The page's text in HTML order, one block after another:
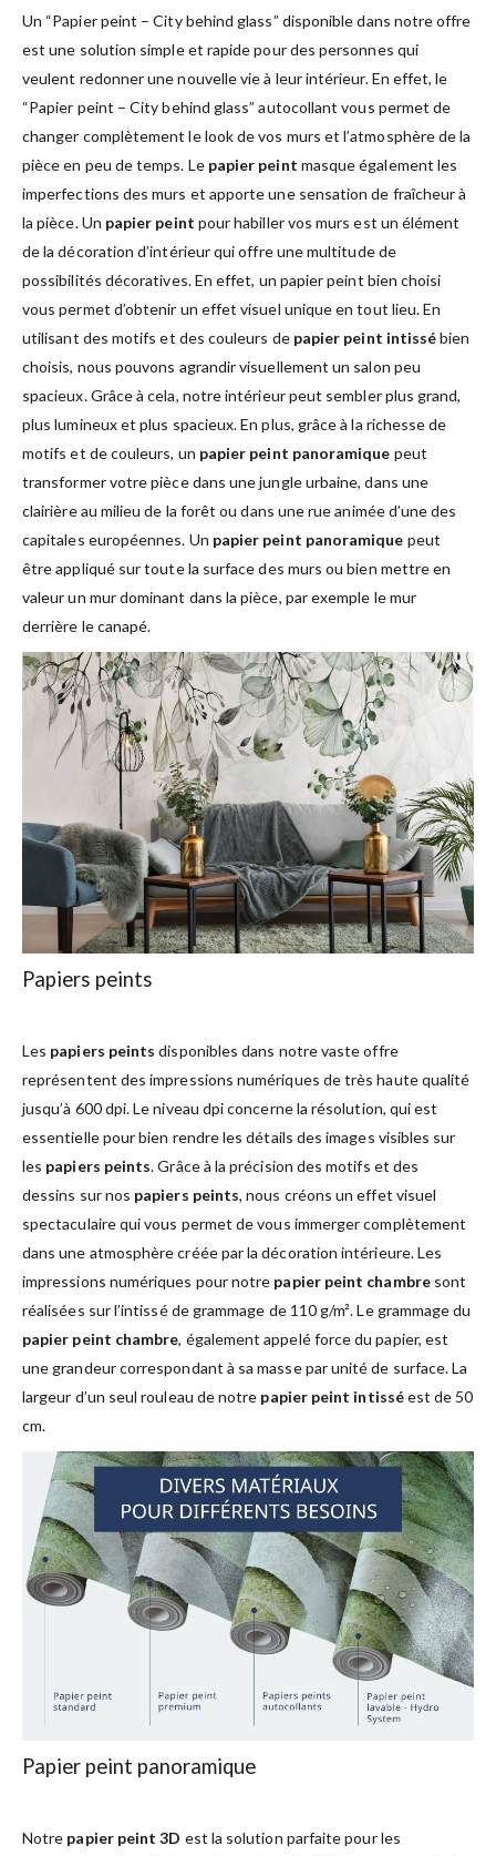
Un “Papier peint – City behind glass” disponible dans notre offre
est une solution simple et rapide pour des personnes qui
veulent redonner une nouvelle vie à leur intérieur. En effet, le
“Papier peint – City behind glass” autocollant vous permet de
changer complètement le look de vos murs et l’atmosphère de la
pièce en peu de temps. Le papier peint masque également les
imperfections des murs et apporte une sensation de fraîcheur à
la pièce. Un papier peint pour habiller vos murs est un élément
de la décoration d’intérieur qui offre une multitude de
possibilités décoratives. En effet, un papier peint bien choisi
vous permet d’obtenir un effet visuel unique en tout lieu. En
utilisant des motifs et des couleurs de papier peint intissébien
choisis, nous pouvons agrandir visuellement un salon peu
spacieux. Grâce à cela, notre intérieur peut sembler plus grand,
plus lumineux et plus spacieux. En plus, grâce à la richesse de
motifs et de couleurs, un papier peint panoramique peut
transformer votre pièce dans une jungle urbaine, dans une
clairière au milieu de la forêt ou dans une rue animée d’une des
capitales européennes. Un papier peint panoramique peut
être appliqué sur toute la surface des murs ou bien mettre en
valeur un mur dominant dans la pièce, par exemple le mur
derrière le canapé.
Papiers peints
Les papiers peints disponibles dans notre vaste offre
représentent des impressions numériques de très haute qualité
jusqu’à 600 dpi. Le niveau dpi concerne la résolution, qui est
essentielle pour bien rendre les détails des images visibles sur
les papiers peints. Grâce à la précision des motifs et des
dessins sur nos papiers peints, nous créons un effet visuel
spectaculaire qui vous permet de vous immerger complètement
dans une atmosphère créée par la décoration intérieure. Les
impressions numériques pour notre papier peint chambresont
réalisées sur l’intissé de grammage de 110 g/m². Le grammage du
papier peint chambre, également appelé force du papier, est
une grandeur correspondant à sa masse par unité de surface. La
largeur d’un seul rouleau de notre papier peint intisséest de 50
cm.
Papier peint panoramique
Notre papier peint 3D est la solution parfaite pour les